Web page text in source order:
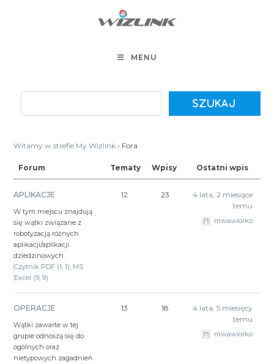
MENU
Witamy w strefie My Wizlink › Fora
Forum Tematy Wpisy Ostatni wpis
APLIKACJE
W tym miejscu znajdują
się wątki związane z
robotyzacją różnych
aplikacji/aplikacji
dziedzinowych.
Czytnik PDF (1, 1) MS
Excel (9, 9)
12 23
4 lata, 2 miesiące
temu
mwawiorko
OPERACJE
Wątki zawarte w tej
grupie odnoszą się do
ogólnych oraz
nietypowych zagadnień
13 18
4 lata, 5 miesięcy
temu
mwawiorko